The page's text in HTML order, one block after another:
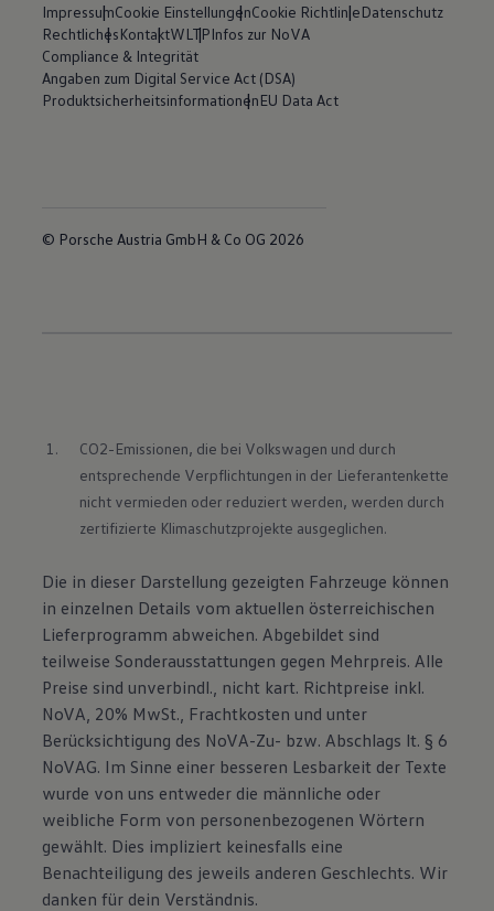
ImpressumCookie EinstellungenCookie RichtlinieDatenschutz
RechtlichesKontaktWLTPInfos zur NoVA
Compliance & Integrität
Angaben zum Digital Service Act (DSA)
ProduktsicherheitsinformationenEU Data Act
© Porsche Austria GmbH & Co OG 2026
CO2-Emissionen, die bei Volkswagen und durch
entsprechende Verpflichtungen in der Lieferantenkette
nicht vermieden oder reduziert werden, werden durch
zertifizierte Klimaschutzprojekte ausgeglichen.
Die in dieser Darstellung gezeigten Fahrzeuge können
in einzelnen Details vom aktuellen österreichischen
Lieferprogramm abweichen. Abgebildet sind
teilweise Sonderausstattungen gegen Mehrpreis. Alle
Preise sind unverbindl., nicht kart. Richtpreise inkl.
NoVA, 20% MwSt., Frachtkosten und unter
Berücksichtigung des NoVA-Zu- bzw. Abschlags lt. § 6
NoVAG. Im Sinne einer besseren Lesbarkeit der Texte
wurde von uns entweder die männliche oder
weibliche Form von personenbezogenen Wörtern
gewählt. Dies impliziert keinesfalls eine
Benachteiligung des jeweils anderen Geschlechts. Wir
danken für dein Verständnis.